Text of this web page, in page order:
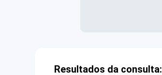
Resultados da consulta: